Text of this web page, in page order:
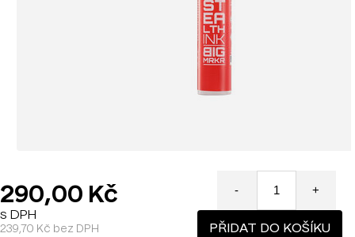
290,00 Kč
s DPH
239,70 Kč bez DPH
- +
PŘIDAT DO KOŠÍKU